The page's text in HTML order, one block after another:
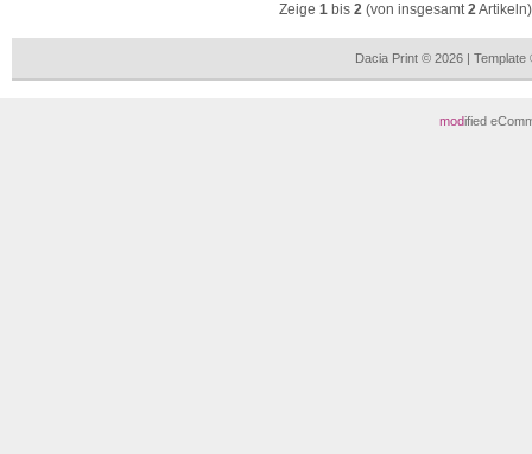
Zeige 1 bis 2 (von insgesamt2Artikeln)
Dacia Print © 2026 |
modified